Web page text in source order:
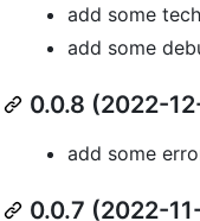
add some
add some
0.0.8 (2022-
add some
0.0.7 (2022-